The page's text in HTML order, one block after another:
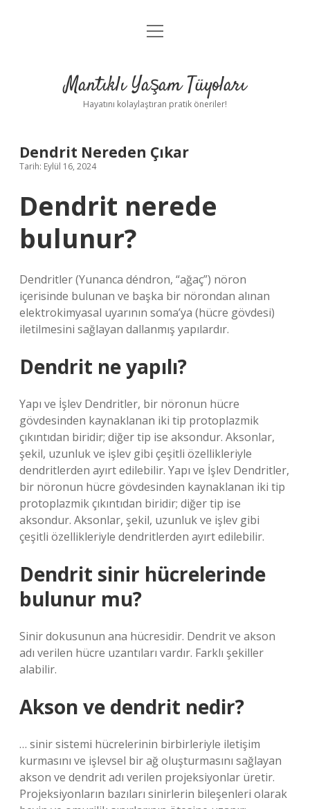
Anasayfa
Yasal Uyarı
menüyü
Mantıklı Yaşam Tüyoları
Hayatını kolaylaştıran pratik öneriler!
Dendrit Nereden Çıkar
Tarih: Eylül 16, 2024
Dendrit nerede
bulunur?
Dendritler (Yunanca déndron, “ağaç”) nöron
içerisinde bulunan ve başka bir nörondan alınan
elektrokimyasal uyarının soma’ya (hücre gövdesi)
iletilmesini sağlayan dallanmış yapılardır.
Dendrit ne yapılı?
Yapı ve İşlev Dendritler, bir nöronun hücre
gövdesinden kaynaklanan iki tip protoplazmik
çıkıntıdan biridir; diğer tip ise aksondur. Aksonlar,
şekil, uzunluk ve işlev gibi çeşitli özellikleriyle
dendritlerden ayırt edilebilir. Yapı ve İşlev Dendritler,
bir nöronun hücre gövdesinden kaynaklanan iki tip
protoplazmik çıkıntıdan biridir; diğer tip ise
aksondur. Aksonlar, şekil, uzunluk ve işlev gibi
çeşitli özellikleriyle dendritlerden ayırt edilebilir.
Dendrit sinir hücrelerinde
bulunur mu?
Sinir dokusunun ana hücresidir. Dendrit ve akson
adı verilen hücre uzantıları vardır. Farklı şekiller
alabilir.
Akson ve dendrit nedir?
… sinir sistemi hücrelerinin birbirleriyle iletişim
kurmasını ve işlevsel bir ağ oluşturmasını sağlayan
akson ve dendrit adı verilen projeksiyonlar üretir.
Projeksiyonların bazıları sinirlerin bileşenleri olarak